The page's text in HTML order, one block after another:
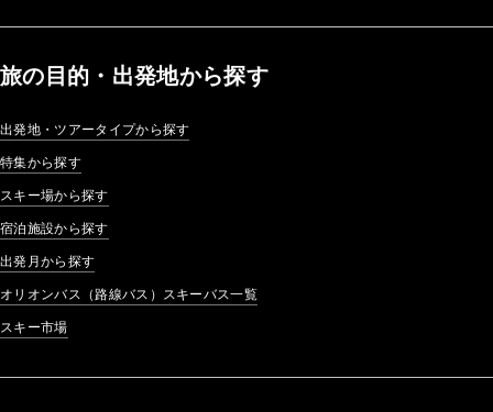
旅の目的・出発地から探す
出発地・ツアータイプから探す
特集から探す
スキー場から探す
宿泊施設から探す
出発月から探す
オリオンバス（路線バス）スキーバス一覧
スキー市場